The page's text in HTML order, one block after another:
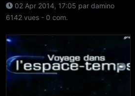
02 Apr 2014, 17:05 par damino
6142 vues - 0 com.